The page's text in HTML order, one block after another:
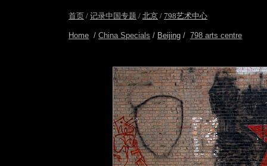
首页 / 记录中国专题 / 北京 / 798艺术中心
Home / China Specials / Beijing / 798 arts centre